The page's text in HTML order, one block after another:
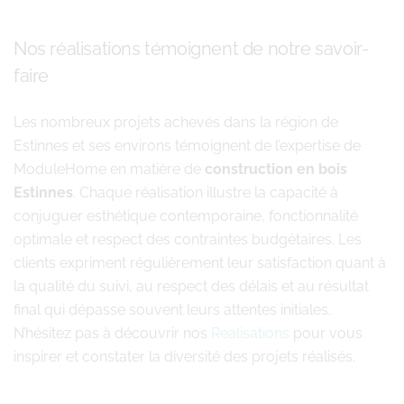
Nos réalisations témoignent de notre savoir-
faire
Les nombreux projets achevés dans la région de
Estinnes et ses environs témoignent de l’expertise de
ModuleHome en matière de construction en bois
Estinnes. Chaque réalisation illustre la capacité à
conjuguer esthétique contemporaine, fonctionnalité
optimale et respect des contraintes budgétaires. Les
clients expriment régulièrement leur satisfaction quant à
la qualité du suivi, au respect des délais et au résultat
final qui dépasse souvent leurs attentes initiales.
N’hésitez pas à découvrir nos Realisations pour vous
inspirer et constater la diversité des projets réalisés.